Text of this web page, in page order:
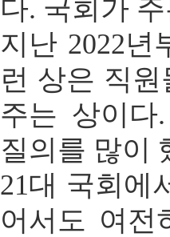
다. 국회가
지난 2022
런 상은 직
주는 상이
질의를 많이
21대 국회에
어서도 여